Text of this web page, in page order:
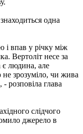
одна
і впав у річку між
Вертоліт несе за
є людина, але
зрозуміло, чи жива
розповіла глава
слідчого
джерело в